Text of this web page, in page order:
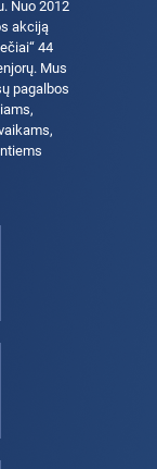
Nuo 2012
akciją
44
Mus
pagalbos